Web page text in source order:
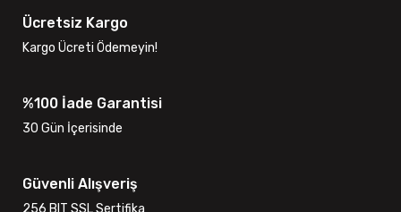
Ücretsiz Kargo
Kargo Ücreti Ödemeyin!
%100 İade Garantisi
30 Gün İçerisinde
Güvenli Alışveriş
256 BIT SSL Sertifika